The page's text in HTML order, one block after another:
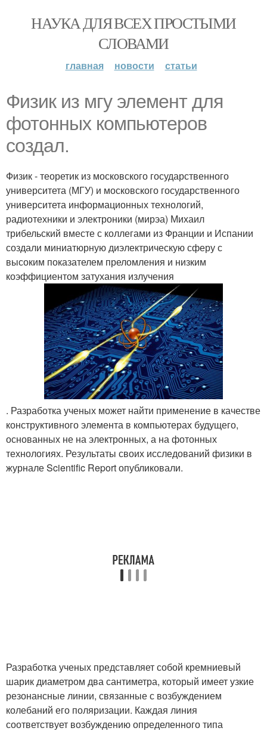
НАУКА ДЛЯ ВСЕХ ПРОСТЫМИ
СЛОВАМИ
главная новости статьи
Физик из мгу элемент для
фотонных компьютеров
создал.
Физик - теоретик из московского государственного
университета (МГУ) и московского государственного
университета информационных технологий,
радиотехники и электроники (мирэа) Михаил
трибельский вместе с коллегами из Франции и Испании
создали миниатюрную диэлектрическую сферу с
высоким показателем преломления и низким
коэффициентом затухания излучения
. Разработка ученых может найти применение в качестве
конструктивного элемента в компьютерах будущего,
основанных не на электронных, а на фотонных
технологиях. Результаты своих исследований физики в
журнале Scientific Report опубликовали.
Разработка ученых представляет собой кремниевый
шарик диаметром два сантиметра, который имеет узкие
резонансные линии, связанные с возбуждением
колебаний его поляризации. Каждая линия
соответствует возбуждению определенного типа